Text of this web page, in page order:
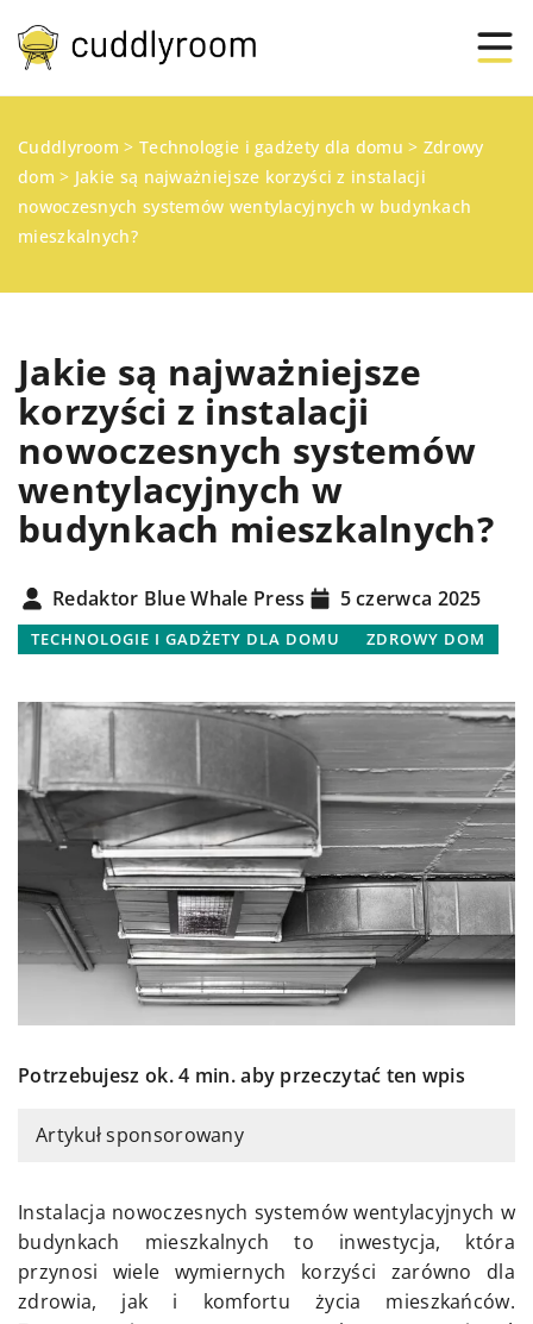
Cuddlyroom > Technologie i gadżety dla domu > Zdrowy
dom > Jakie są najważniejsze korzyści z instalacji
nowoczesnych systemów wentylacyjnych w budynkach
mieszkalnych?
Jakie są najważniejsze
korzyści z instalacji
nowoczesnych systemów
wentylacyjnych w
budynkach mieszkalnych?
Redaktor Blue Whale Press 5 czerwca 2025
TECHNOLOGIE I GADŻETY DLA DOMU ZDROWY DOM
Potrzebujesz ok. 4 min. aby przeczytać ten wpis
Artykuł sponsorowany
Instalacja nowoczesnych systemów wentylacyjnych w
budynkach mieszkalnych to inwestycja, która
przynosi wiele wymiernych korzyści zarówno dla
zdrowia, jak i komfortu życia mieszkańców.